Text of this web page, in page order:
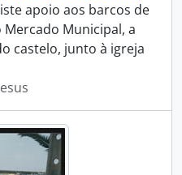
apoio aos barcos de
Mercado Municipal, a
castelo, junto à igreja